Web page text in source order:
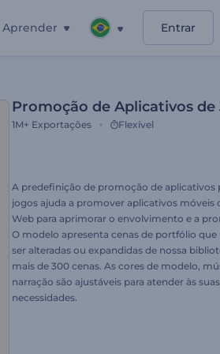
Aprender Entrar
Promoção de Aplicativos de
1M+ Exportações Flexível
A predefinição de promoção de aplicativos
jogos ajuda a promover aplicativos móveis
Web para aprimorar o envolvimento e a
O modelo apresenta cenas de portfólio que
ser alteradas ou expandidas de nossa
mais de 300 cenas. As cores de modelo,
narração são ajustáveis para atender às suas
necessidades.